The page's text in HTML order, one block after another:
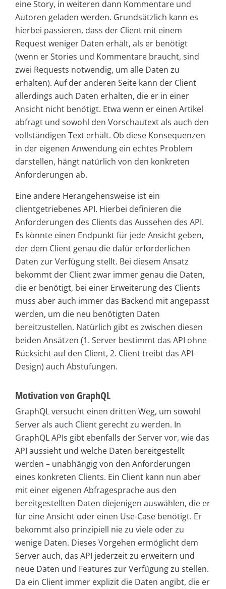
eine Story, in weiteren dann Kommentare und
Autoren geladen werden. Grundsätzlich kann es
hierbei passieren, dass der Client mit einem
Request weniger Daten erhält, als er benötigt
(wenn er Stories und Kommentare braucht, sind
zwei Requests notwendig, um alle Daten zu
erhalten). Auf der anderen Seite kann der Client
allerdings auch Daten erhalten, die er in einer
Ansicht nicht benötigt. Etwa wenn er einen Artikel
abfragt und sowohl den Vorschautext als auch den
vollständigen Text erhält. Ob diese Konsequenzen
in der eigenen Anwendung ein echtes Problem
darstellen, hängt natürlich von den konkreten
Anforderungen ab.
Eine andere Herangehensweise ist ein
clientgetriebenes API. Hierbei definieren die
Anforderungen des Clients das Aussehen des API.
Es könnte einen Endpunkt für jede Ansicht geben,
der dem Client genau die dafür erforderlichen
Daten zur Verfügung stellt. Bei diesem Ansatz
bekommt der Client zwar immer genau die Daten,
die er benötigt, bei einer Erweiterung des Clients
muss aber auch immer das Backend mit angepasst
werden, um die neu benötigten Daten
bereitzustellen. Natürlich gibt es zwischen diesen
beiden Ansätzen (1. Server bestimmt das API ohne
Rücksicht auf den Client, 2. Client treibt das API-
Design) auch Abstufungen.
Motivation von GraphQL
GraphQL versucht einen dritten Weg, um sowohl
Server als auch Client gerecht zu werden. In
GraphQL APIs gibt ebenfalls der Server vor, wie das
API aussieht und welche Daten bereitgestellt
werden – unabhängig von den Anforderungen
eines konkreten Clients. Ein Client kann nun aber
mit einer eigenen Abfragesprache aus den
bereitgestellten Daten diejenigen auswählen, die er
für eine Ansicht oder einen Use-Case benötigt. Er
bekommt also prinzipiell nie zu viele oder zu
wenige Daten. Dieses Vorgehen ermöglicht dem
Server auch, das API jederzeit zu erweitern und
neue Daten und Features zur Verfügung zu stellen.
Da ein Client immer explizit die Daten angibt, die er